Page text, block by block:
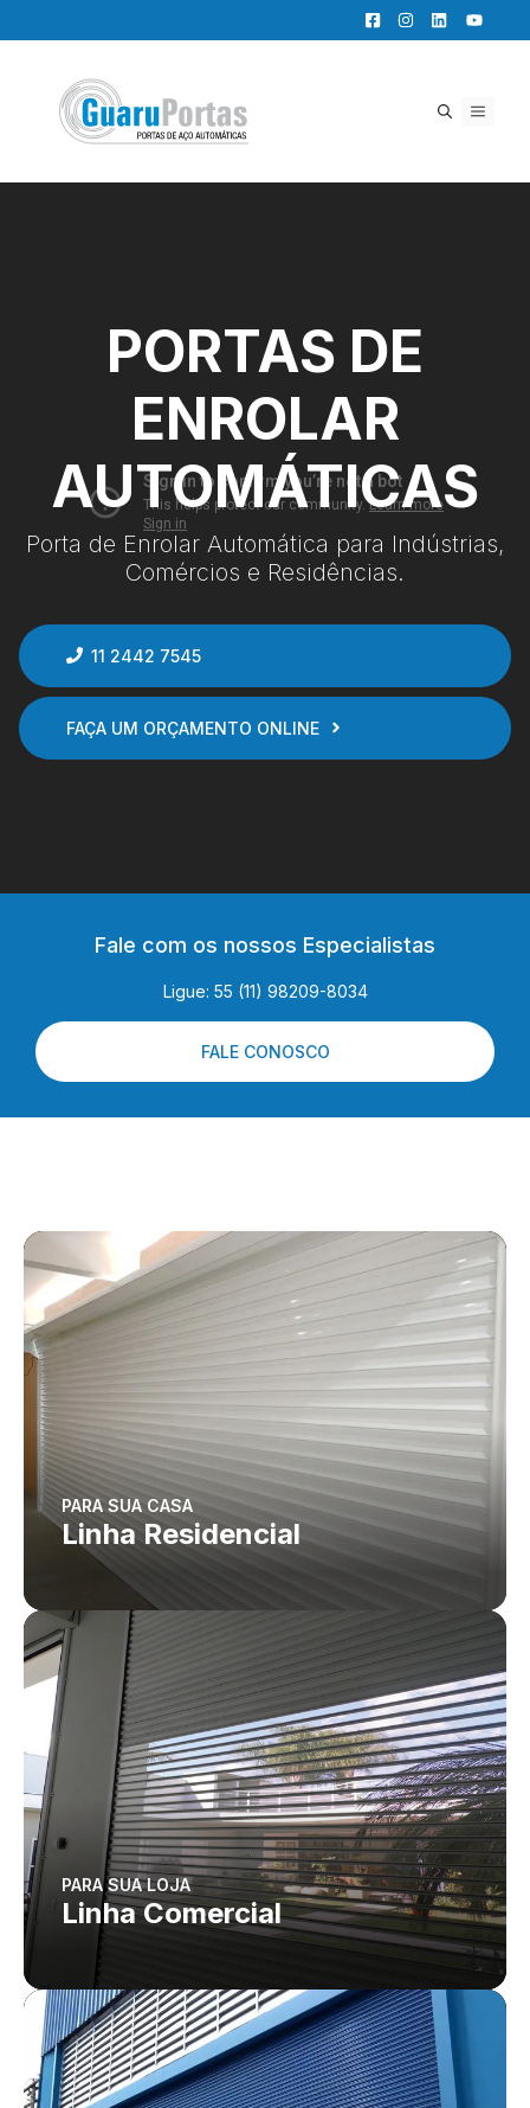
para
conteúdo
MENU
PORTAS DE
ENROLAR
AUTOMÁTICAS
Porta de Enrolar Automática para Indústrias,
Comércios e Residências.
11 2442 7545
FAÇA UM ORÇAMENTO ONLINE
Fale com os nossos Especialistas
Ligue: 55 (11) 98209-8034
FALE CONOSCO
PARA SUA CASA
Linha Residencial
PARA SUA LOJA
Linha Comercial